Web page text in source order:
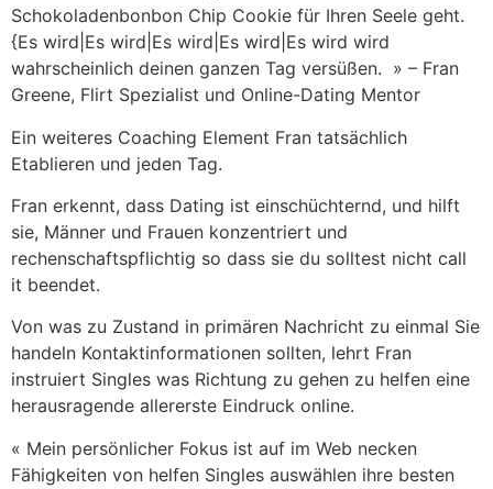
Schokoladenbonbon Chip Cookie für Ihren Seele geht.
{Es wird|Es wird|Es wird|Es wird|Es wird wird
wahrscheinlich deinen ganzen Tag versüßen. » – Fran
Greene, Flirt Spezialist und Online-Dating Mentor
Ein weiteres Coaching Element Fran tatsächlich
Etablieren und jeden Tag.
Fran erkennt, dass Dating ist einschüchternd, und hilft
sie, Männer und Frauen konzentriert und
rechenschaftspflichtig so dass sie du solltest nicht call
it beendet.
Von was zu Zustand in primären Nachricht zu einmal Sie
handeln Kontaktinformationen sollten, lehrt Fran
instruiert Singles was Richtung zu gehen zu helfen eine
herausragende allererste Eindruck online.
« Mein persönlicher Fokus ist auf im Web necken
Fähigkeiten von helfen Singles auswählen ihre besten